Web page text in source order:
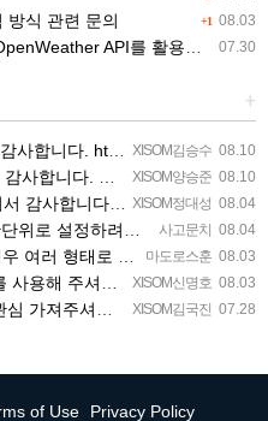
+1 08.03
방식 관련 문의
07.30
API를 활용한 날씨 정보 조회)
+
XISOM김승수 08.10
ko-kr/bbs/…
XISOM양승준 08.10
이 안내드립니다. Q. 문의…
XISOM정대성 08.04
리겠습니다. 문의하신 내용을 …
사고문치 08.04
정하는거 말고 방법이 있을까요?
마도로스훈 08.03
점을 이었음에도 불구하고 완…
XISOM신명호 08.03
의 열 구성 변경 기능에 대해…
XISOM김국진 07.28
트의 X-SCADA AI 소개 페…
of Use Privacy Policy